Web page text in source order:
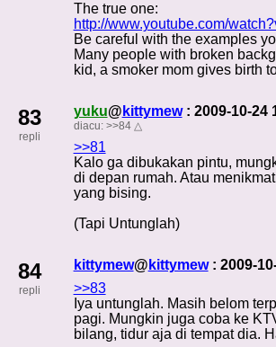
The true one:
http://www.youtube.com/
Be careful with the examples
Many people with broken
kid, a smoker mom gives birth
83
repli
yuku@ kittymew: 2009-10-24
diacu: >>84 △
>>81
Kalo ga dibukakan pintu,
di depan rumah. Atau
yang bising.
(Tapi Untunglah)
84
repli
kittymew@ kittymew: 2009-
>>83
Iya untunglah. Masih belom
pagi. Mungkin juga coba ke
bilang, tidur aja di tempat dia.